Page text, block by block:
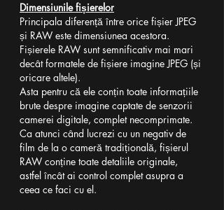
Dimensiunile fișierelor
Principala diferență între orice fișier JPEG
și RAW este dimensiunea acestora.
Fișierele RAW sunt semnificativ mai mari
decât formatele de fișiere imagine JPEG (și
oricare altele).
Asta pentru că ele conțin toate informațiile
brute despre imagine captate de senzorii
camerei digitale, complet necomprimate.
Ca atunci când lucrezi cu un negativ de
film de la o cameră tradițională, fișierul
RAW conține toate detaliile originale,
astfel încât ai control complet asupra a
ceea ce faci cu el.